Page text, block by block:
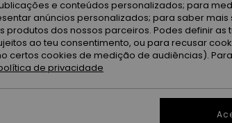
Cor
e conteúdos personalizados; para
anúncios personalizados; para saber mais
dos nossos parceiros. Podes definir as
ao teu consentimento, ou para recusar
certos cookies de medição de audiências).
de privacidade